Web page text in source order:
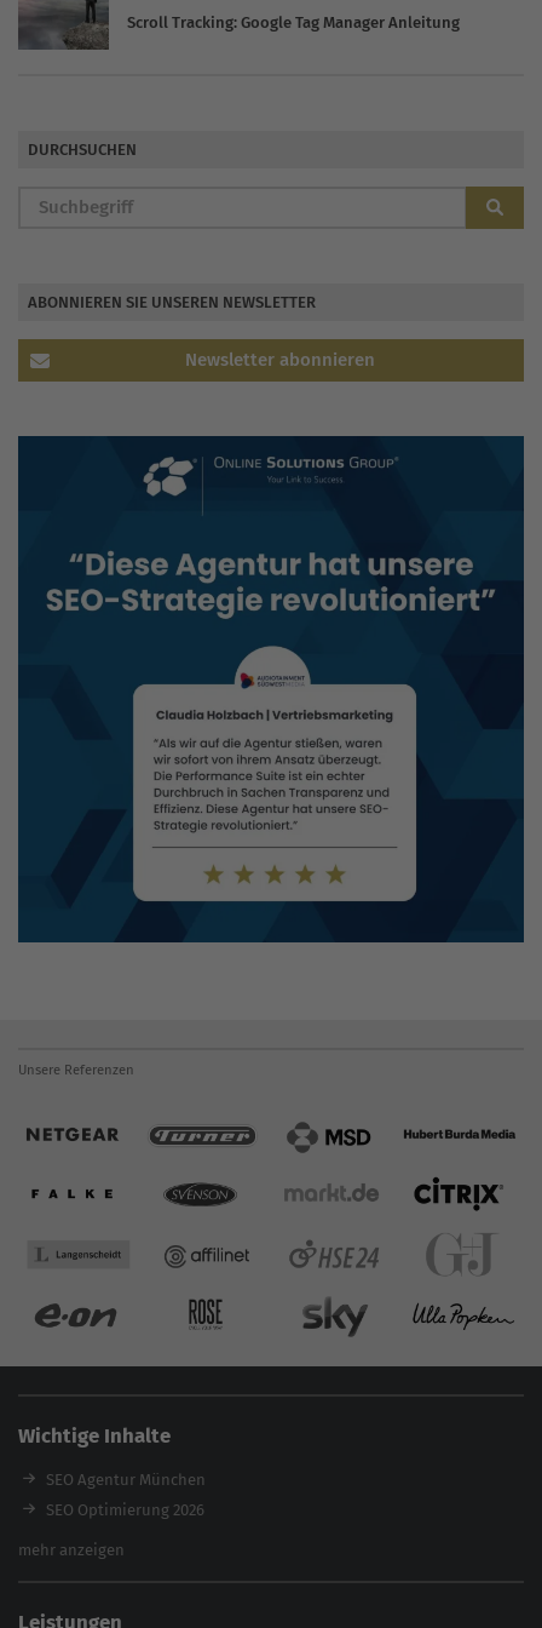
Scroll Tracking: Google Tag Manager Anleitung
DURCHSUCHEN
ABONNIEREN SIE UNSEREN NEWSLETTER
Newsletter abonnieren
Unsere Referenzen
Wichtige Inhalte
SEO Agentur München
SEO Optimierung 2026
Backlink-Audit 2026
mehr anzeigen
Leistungen